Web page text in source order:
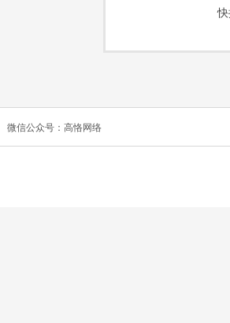
微信公众号：高恪网络